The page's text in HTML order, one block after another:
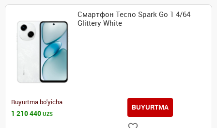
Смартфон Tecno Spark Go 1 4/64
Glittery White
Buyurtma bo'yicha
1 210 440 UZS
BUYURTMA